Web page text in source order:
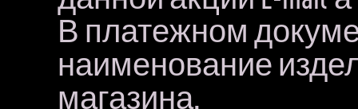
В платежном
наименование
магазина.